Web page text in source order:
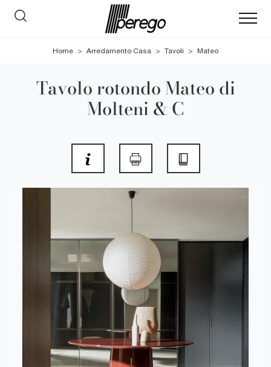
Home > Arredamento Casa > Tavoli > Mateo
Tavolo rotondo Mateo di
Molteni & C